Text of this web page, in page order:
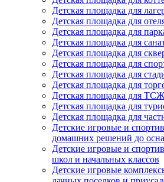
Детская площадка для
Детская площадка для
Детская площадка для
Детская площадка для
Детская площадка для
Детская площадка для
Детская площадка для
Детская площадка для
Детская площадка для
Детская площадка для
Детская площадка для
Детские игровые и
домашних решений до
Детские игровые и
школ и начальных классов
Детские игровые